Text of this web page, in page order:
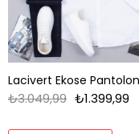
₺1.399,99
₺3.049,99